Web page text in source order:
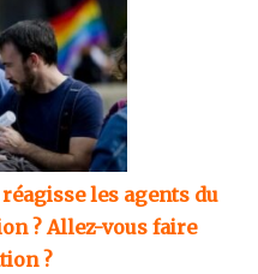
les agents du
? Allez-vous faire
?